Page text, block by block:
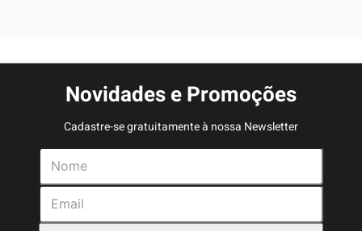
Novidades e Promoções
Cadastre-se gratuitamente à nossa Newsletter